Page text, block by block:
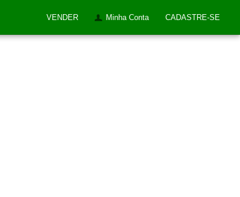
VENDER Minha Conta CADASTRE-SE